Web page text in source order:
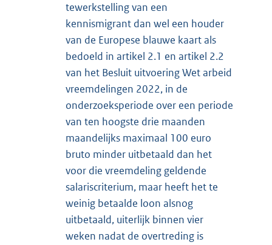
tewerkstelling van een
kennismigrant dan wel een houder
van de Europese blauwe kaart als
bedoeld in artikel 2.1 en artikel 2.2
van het Besluit uitvoering Wet arbeid
vreemdelingen 2022, in de
onderzoeksperiode over een periode
van ten hoogste drie maanden
maandelijks maximaal 100 euro
bruto minder uitbetaald dan het
voor die vreemdeling geldende
salariscriterium, maar heeft het te
weinig betaalde loon alsnog
uitbetaald, uiterlijk binnen vier
weken nadat de overtreding is